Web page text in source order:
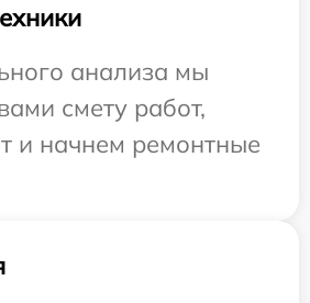
анализа мы
смету работ,
и начнем ремонтные